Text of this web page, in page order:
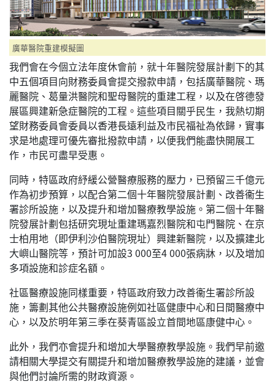
廣華醫院重建模擬圖
我們會在今個立法年度休會前，就十年醫院發展計劃下的其
中五個項目向財務委員會提交撥款申請，包括廣華醫院、瑪
麗醫院、葛量洪醫院和聖母醫院的重建工程，以及在啓德發
展區興建新急症醫院的工程。這些項目關乎民生，我熱切期
望財務委員會委員以香港長遠利益及市民福祉為依歸，實事
求是地處理可優先審批撥款申請，以便我們能盡快開展工
作，市民可盡早受惠。
同時，特區政府紓緩公營醫療服務的壓力，已預留三千億元
作為初步預算，以配合第二個十年醫院發展計劃、改善衞生
署診所設施，以及提升和增加醫療教學設施。第二個十年醫
院發展計劃包括研究現址重建瑪嘉烈醫院和屯門醫院、在京
士柏用地（即伊利沙伯醫院現址）興建新醫院，以及擴建北
大嶼山醫院等，預計可加設3 000至4 000張病牀，以及增加
多項設施和診症名額。
社區醫療設施同樣重要，特區政府致力改善衞生署診所設
施，籌劃其他公共醫療設施例如社區健康中心和日間醫療中
心，以及於明年第三季在葵青區設立首間地區康健中心。
此外，我們亦會提升和增加大學醫療教學設施。我們早前邀
請相關大學提交有關提升和增加醫療教學設施的建議，並會
與他們討論所需的財政資源。